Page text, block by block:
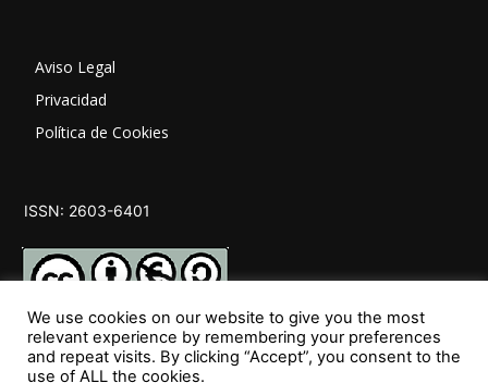
Aviso Legal
Privacidad
Política de Cookies
ISSN: 2603-6401
SÍGUENOS
We use cookies on our website to give you the most
relevant experience by remembering your preferences
and repeat visits. By clicking “Accept”, you consent to the
use of ALL the cookies.